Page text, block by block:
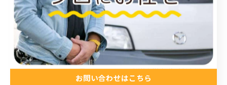
最近の投稿 Recent Posts
2026/01/15
福山市のエアコン工事ならUNO設備へどうぞ
お問い合わせはこちら